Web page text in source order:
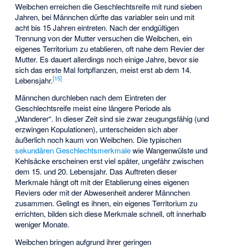
Weibchen erreichen die Geschlechtsreife mit rund sieben
Jahren, bei Männchen dürfte das variabler sein und mit
acht bis 15 Jahren eintreten. Nach der endgültigen
Trennung von der Mutter versuchen die Weibchen, ein
eigenes Territorium zu etablieren, oft nahe dem Revier der
Mutter. Es dauert allerdings noch einige Jahre, bevor sie
sich das erste Mal fortpflanzen, meist erst ab dem 14.
Lebensjahr.[15]
Männchen durchleben nach dem Eintreten der
Geschlechtsreife meist eine längere Periode als
„Wanderer“. In dieser Zeit sind sie zwar zeugungsfähig (und
erzwingen Kopulationen), unterscheiden sich aber
äußerlich noch kaum von Weibchen. Die typischen
sekundären Geschlechtsmerkmalewie Wangenwülste und
Kehlsäcke erscheinen erst viel später, ungefähr zwischen
dem 15. und 20. Lebensjahr. Das Auftreten dieser
Merkmale hängt oft mit der Etablierung eines eigenen
Reviers oder mit der Abwesenheit anderer Männchen
zusammen. Gelingt es ihnen, ein eigenes Territorium zu
errichten, bilden sich diese Merkmale schnell, oft innerhalb
weniger Monate.
Weibchen bringen aufgrund ihrer geringen